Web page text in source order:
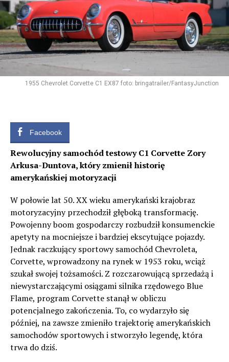
1955 Chevrolet Corvette C1 EX87 foto: bringatrailer/FantasyJunction
Facebook
Rewolucyjny samochód testowy C1 Corvette Zory
Arkusa-Duntova, który zmienił historię
amerykańskiej motoryzacji
W połowie lat 50. XX wieku amerykański krajobraz
motoryzacyjny przechodził głęboką transformację.
Powojenny boom gospodarczy rozbudził konsumenckie
apetyty na mocniejsze i bardziej ekscytujące pojazdy.
Jednak raczkujący sportowy samochód Chevroleta,
Corvette, wprowadzony na rynek w 1953 roku, wciąż
szukał swojej tożsamości. Z rozczarowującą sprzedażą i
niewystarczającymi osiągami silnika rzędowego Blue
Flame, program Corvette stanął w obliczu
potencjalnego zakończenia. To, co wydarzyło się
później, na zawsze zmieniło trajektorię amerykańskich
samochodów sportowych i stworzyło legendę, która
trwa do dziś.